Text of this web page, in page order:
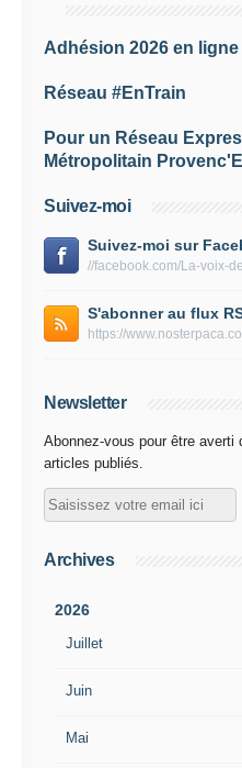
Adhésion 2026 en ligne
Réseau #EnTrain
Pour un Réseau
Métropolitain
Suivez-moi
Suivez-moi sur
S'abonner au flux
https://
Newsletter
Abonnez-vous pour être averti
articles publiés.
Archives
2026
Juillet
Juin
Mai